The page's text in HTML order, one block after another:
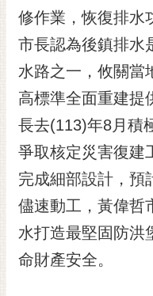
偉
哲
光
花
桐
花
祭
網
站
導
修作業，恢復排水
市長認為後鎮排水
水路之一，攸關當
高標準全面重建提
長去(113)年8月積
爭取核定災害復建
完成細部設計，預
儘速動工，黃偉哲
水打造最堅固防洪
命財產安全。